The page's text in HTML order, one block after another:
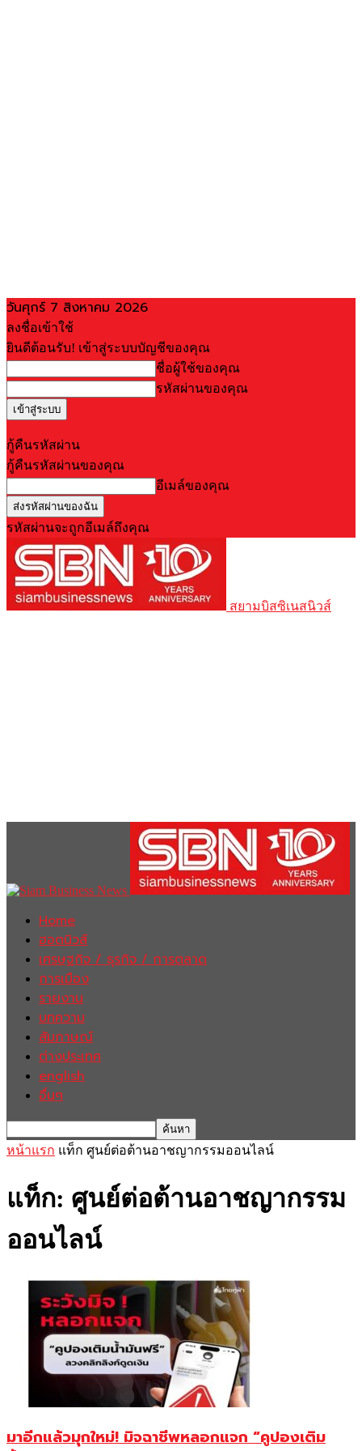
วันศุกร์ 7 สิงหาคม 2026
ลงชื่อเข้าใช้
ยินดีต้อนรับ! เข้าสู่ระบบบัญชีของคุณ
ชื่อผู้ใช้ของคุณ
รหัสผ่านของคุณ
กู้คืนรหัสผ่าน
กู้คืนรหัสผ่านของคุณ
อีเมล์ของคุณ
รหัสผ่านจะถูกอีเมล์ถึงคุณ
สยามบิสซิเนสนิวส์
Home
ฮอตนิวส์
เศรษฐกิจ / ธุรกิจ / การตลาด
การเมือง
รายงาน
บทความ
สัมภาษณ์
ต่างประเทศ
english
อื่นๆ
หน้าแรก แท็ก ศูนย์ต่อต้านอาชญากรรมออนไลน์
แท็ก: ศูนย์ต่อต้านอาชญากรรม
ออนไลน์
มาอีกแล้วมุกใหม่! มิจฉาชีพหลอกแจก “คูปองเติม